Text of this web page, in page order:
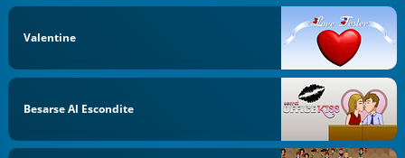
Valentine
Besarse Al Escondite